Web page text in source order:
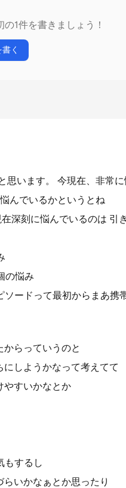
1件を書きましょう！
く
思います。 今現在、非常
んでいるかというとね
深刻に悩んでいるのは 引
の悩み
ードって最初からまあ携
らっていうのと
しようかなって考えてて
やすいかなとか
もするし
いかなぁとか思ったり